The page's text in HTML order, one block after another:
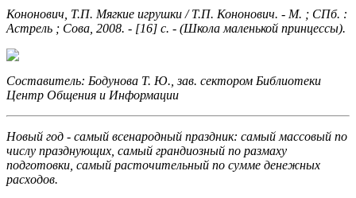
Кононович, Т.П. Мягкие игрушки / Т.П. Кононович. - М. ; СПб. :
Астрель ; Сова, 2008. - [16] с. - (Школа маленькой принцессы).
Составитель: Бодунова Т. Ю., зав. сектором Библиотеки
Центр Общения и Информации
Новый год - самый всенародный праздник: самый массовый по
числу празднующих, самый грандиозный по размаху
подготовки, самый расточительный по сумме денежных
расходов.